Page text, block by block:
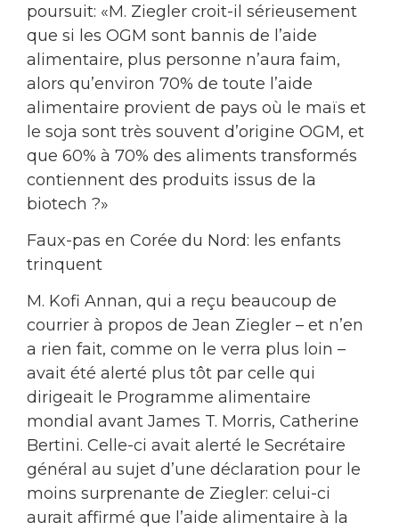
poursuit: «M. Ziegler croit-il sérieusement
que si les OGM sont bannis de l’aide
alimentaire, plus personne n’aura faim,
alors qu’environ 70% de toute l’aide
alimentaire provient de pays où le maïs et
le soja sont très souvent d’origine OGM, et
que 60% à 70% des aliments transformés
contiennent des produits issus de la
biotech ?»
Faux-pas en Corée du Nord: les enfants
trinquent
M. Kofi Annan, qui a reçu beaucoup de
courrier à propos de Jean Ziegler – et n’en
a rien fait, comme on le verra plus loin –
avait été alerté plus tôt par celle qui
dirigeait le Programme alimentaire
mondial avant James T. Morris, Catherine
Bertini. Celle-ci avait alerté le Secrétaire
général au sujet d’une déclaration pour le
moins surprenante de Ziegler: celui-ci
aurait affirmé que l’aide alimentaire à la